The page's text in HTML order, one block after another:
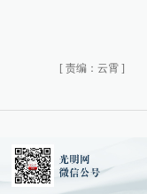
[ 责编：云霄 ]